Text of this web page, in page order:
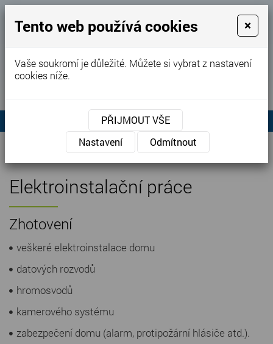
KONTAKTUJTE NÁS
972
MENU
Elektroinstalační práce
Zhotovení
veškeré elektroinstalace domu
datových rozvodů
hromosvodů
kamerového systému
zabezpečení domu (alarm, protipožární hlásiče atd.).
Tento web používá cookies ×
Vaše soukromí je důležité. Můžete si vybrat z nastavení
cookies níže.
PŘIJMOUT VŠE
Nastavení
Odmítnout